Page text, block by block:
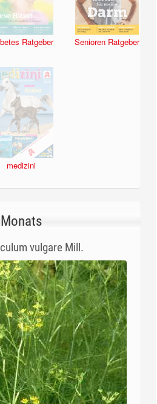
Ratgeber Senioren Ratgeber
medizini
vulgare Mill.